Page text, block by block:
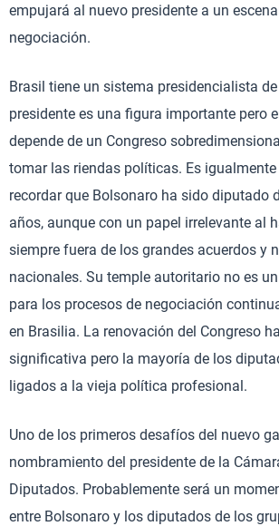
empujará al nuevo presidente a un
negociación.
Brasil tiene un sistema presidencialista
presidente es una figura importante pero
depende de un Congreso
tomar las riendas políticas. Es
recordar que Bolsonaro ha sido diputado
años, aunque con un papel irrelevante al
siempre fuera de los grandes acuerdos y
nacionales. Su temple autoritario no es
para los procesos de negociación
en Brasilia. La renovación del Congreso
significativa pero la mayoría de los
ligados a la vieja política profesional.
Uno de los primeros desafíos del nuevo
nombramiento del presidente de la
Diputados. Probablemente será un
entre Bolsonaro y los diputados de los